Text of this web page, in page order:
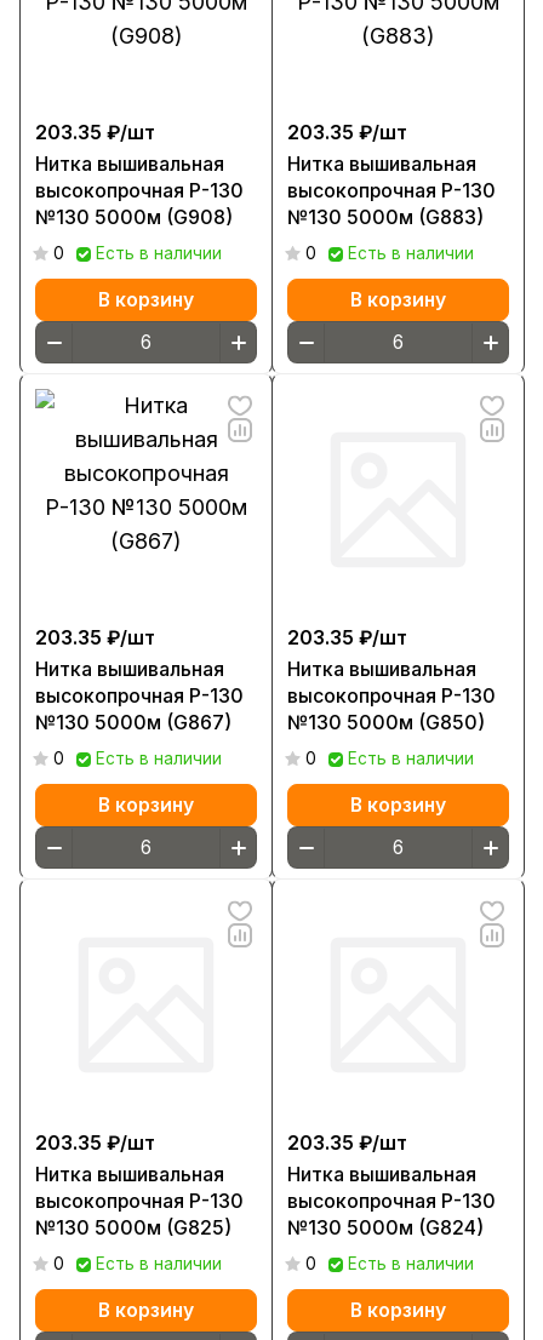
203.35 ₽/шт
Нитка вышивальная
высокопрочная Р-130
№130 5000м (G908)
0 Есть в наличии
В корзину
203.35 ₽/шт
Нитка вышивальная
высокопрочная Р-130
№130 5000м (G883)
0 Есть в наличии
В корзину
203.35 ₽/шт
Нитка вышивальная
высокопрочная Р-130
№130 5000м (G867)
0 Есть в наличии
В корзину
203.35 ₽/шт
Нитка вышивальная
высокопрочная Р-130
№130 5000м (G850)
0 Есть в наличии
В корзину
203.35 ₽/шт
Нитка вышивальная
высокопрочная Р-130
№130 5000м (G825)
0 Есть в наличии
В корзину
203.35 ₽/шт
Нитка вышивальная
высокопрочная Р-130
№130 5000м (G824)
0 Есть в наличии
В корзину